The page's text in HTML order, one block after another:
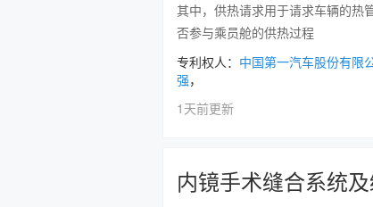
其中，供热请求用于请求车辆的热
否参与乘员舱的供热过程
专利权人： 中国第一汽车股份有限
强，
1天前更新
内镜手术缝合系统